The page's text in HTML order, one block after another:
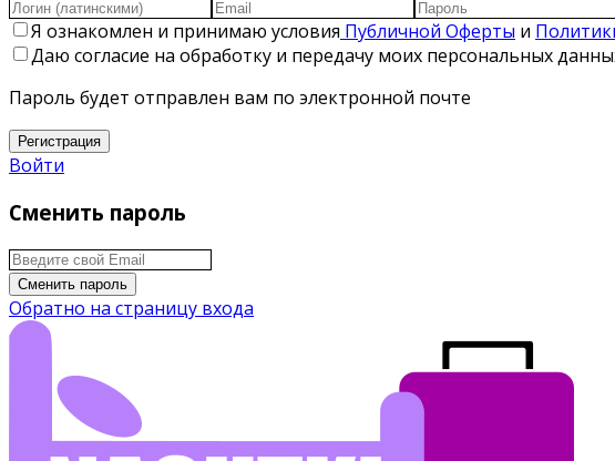
Я ознакомлен и принимаю условия Публичной Оферты и
Даю согласие на обработку и передачу моих персональных
Пароль будет отправлен вам по электронной почте
Регистрация
Войти
Сменить пароль
Сменить пароль
Обратно на страницу входа